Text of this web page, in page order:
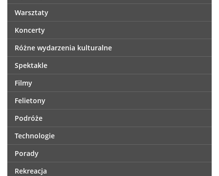
Warsztaty
Koncerty
Różne wydarzenia kulturalne
Spektakle
Filmy
Felietony
Podróże
Technologie
Porady
Rekreacja